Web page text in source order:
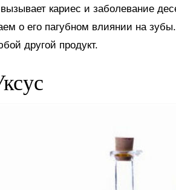
кариес и заболевание
о его пагубном влиянии на
другой продукт.